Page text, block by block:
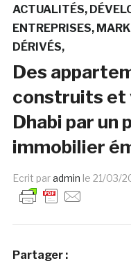
ACTUALITÉS
ENTREPRISES
DÉRIVÉS
Des
construits et
Dhabi par un
immobilier
Ecrit paradmin le 21/03/
Partager :